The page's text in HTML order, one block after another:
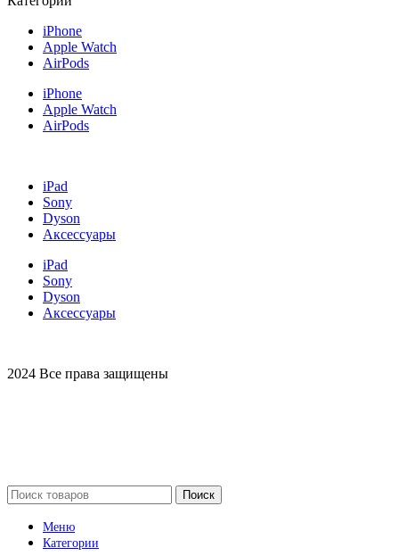
iPhone
Apple Watch
AirPods
iPhone
Apple Watch
AirPods
iPad
Sony
Dyson
Аксессуары
iPad
Sony
Dyson
Аксессуары
2024 Все права защищены
Поиск
Меню
Категории